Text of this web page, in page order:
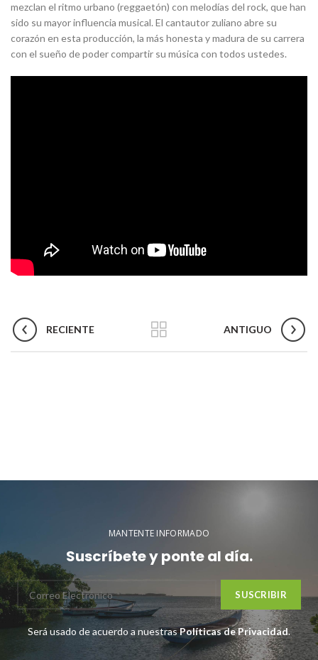
mezclan el ritmo urbano (reggaetón) con melodías del rock, que han
sido su mayor influencia musical. El cantautor zuliano abre su
corazón en esta producción, la más honesta y madura de su carrera
con el sueño de poder compartir su música con todos ustedes.
RECIENTE ANTIGUO
MANTENTE INFORMADO
Suscríbete y ponte al día.
Será usado de acuerdo a nuestrasPolíticas de Privacidad.